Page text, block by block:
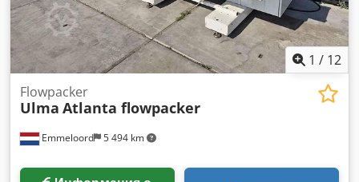
1 / 12
Emmeloord 5 494 km
Flowpacker
Ulma Atlanta flowpacker